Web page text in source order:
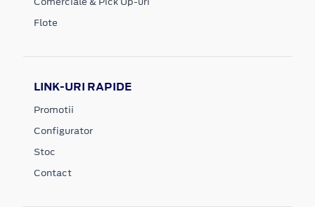
Flote
LINK-URI RAPIDE
Promotii
Configurator
Stoc
Contact